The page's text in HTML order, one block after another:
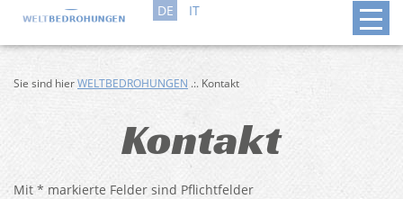
DE IT
Sie sind hierWELTBEDROHUNGEN .:. Kontakt
Kontakt
Mit * markierte Felder sind Pflichtfelder